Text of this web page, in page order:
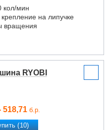
кол/мин
крепление на липучке
вращения
RYOBI
518,71 б.р.
(10)